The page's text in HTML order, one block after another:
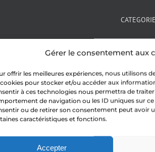
Gérer le consentement aux
offrir les meilleures expériences, nous utilisons
cookies pour stocker et/ou accéder aux
à ces technologies nous permettra de
de navigation ou les ID uniques sur ce
ou de retirer son consentement peut avoir
caractéristiques et fonctions.
Accepter
Mosaic
© Copyright 2018-2026 - MagicMosaic - All rights